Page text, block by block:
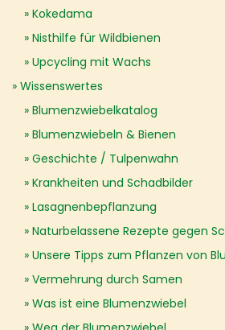
Kokedama
Nisthilfe für Wildbienen
Upcycling mit Wachs
Wissenswertes
Blumenzwiebelkatalog
Blumenzwiebeln & Bienen
Geschichte / Tulpenwahn
Krankheiten und Schadbilder
Lasagnenbepflanzung
Naturbelassene Rezepte gegen
Unsere Tipps zum Pflanzen von
Vermehrung durch Samen
Was ist eine Blumenzwiebel